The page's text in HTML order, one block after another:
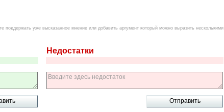
уже высказанное мнение или добавить аргумент который можно выразить несколькими
Недостатки